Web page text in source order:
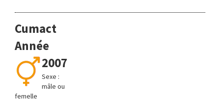
Cumact
Année
2007
Sexe :
mâle ou
femelle